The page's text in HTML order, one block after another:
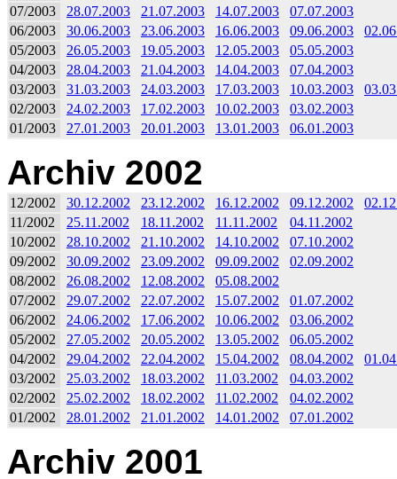
07/2003
28.07.2003 21.07.2003 14.07.2003
07.07.2003
06/2003
30.06.2003 23.06.2003 16.06.2003 09.06.2003
05/2003
26.05.2003 19.05.2003 12.05.2003
05.05.2003
04/2003
28.04.2003 21.04.2003 14.04.2003
07.04.2003
03/2003
31.03.2003 24.03.2003 17.03.2003 10.03.2003
02/2003
24.02.2003 17.02.2003 10.02.2003
03.02.2003
01/2003
27.01.2003 20.01.2003 13.01.2003 06.01.2003
Archiv 2002
12/2002 30.12.2002 23.12.2002 16.12.2002 09.12.2002
11/2002
25.11.2002 18.11.2002 11.11.2002
04.11.2002
10/2002
28.10.2002 21.10.2002 14.10.2002
07.10.2002
09/2002
30.09.2002 23.09.2002 09.09.2002
02.09.2002
08/2002
26.08.2002 12.08.2002
05.08.2002
07/2002
29.07.2002 22.07.2002 15.07.2002
01.07.2002
06/2002
24.06.2002 17.06.2002 10.06.2002
03.06.2002
05/2002
27.05.2002 20.05.2002 13.05.2002
06.05.2002
04/2002
29.04.2002 22.04.2002 15.04.2002 08.04.2002
03/2002
25.03.2002 18.03.2002 11.03.2002
04.03.2002
02/2002
25.02.2002 18.02.2002 11.02.2002
04.02.2002
01/2002
28.01.2002 21.01.2002 14.01.2002 07.01.2002
Archiv 2001